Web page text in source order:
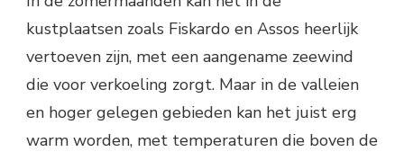
kustplaatsen zoals Fiskardo en Assos heerlijk
vertoeven zijn, met een aangename zeewind
die voor verkoeling zorgt. Maar in de valleien
en hoger gelegen gebieden kan het juist erg
warm worden, met temperaturen die boven de